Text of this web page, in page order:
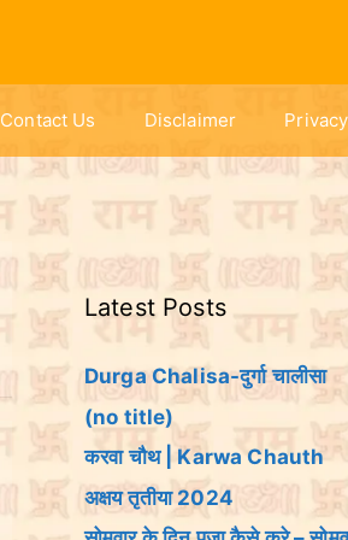
Contact Us Disclaimer
Latest Posts
Durga Chalisa-दुर्गा चालीसा
(no title)
करवा चौथ | Karwa Chauth
अक्षय तृतीया 2024